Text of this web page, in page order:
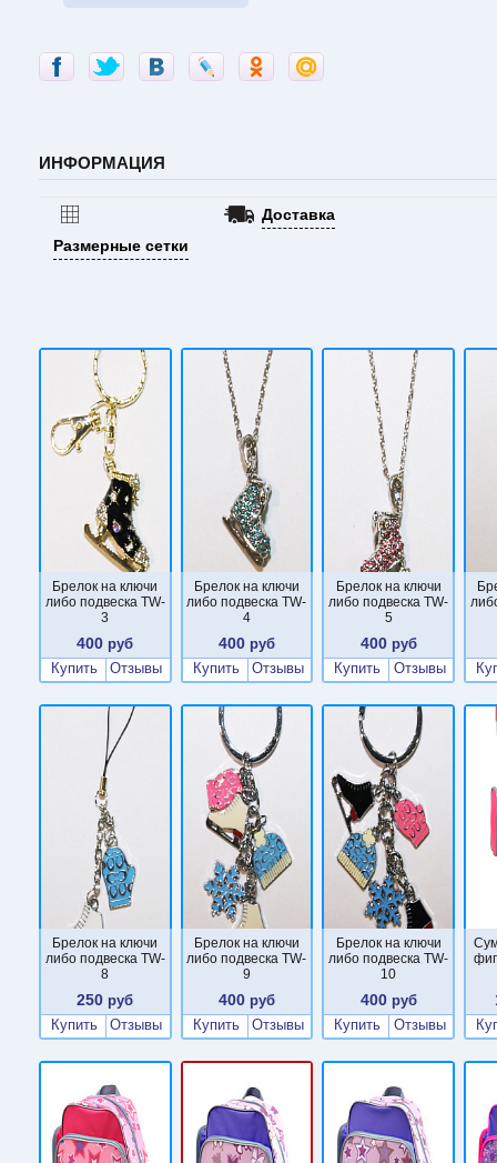
ИНФОРМАЦИЯ
Размерные сетки
Доставка
Брелок на ключи
либо подвеска TW-
3
400 руб
Купить
Отзывы
Брелок на ключи
либо подвеска TW-
4
400 руб
Купить
Отзывы
Брелок на ключи
либо подвеска TW-
5
400руб
Купить
Отзывы
Брелок на ключи
либо подвеска TW-
8
250 руб
Купить
Отзывы
Брелок на ключи
либо подвеска TW-
9
400 руб
Купить
Отзывы
Брелок на ключи
либо подвеска TW-
10
400руб
Купить
Отзывы